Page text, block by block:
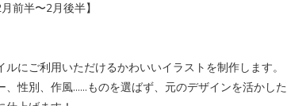
前半〜2月後半】
にご利用いただけるかわいいイラストを制作します。
、性別、作風……ものを選ばず、元のデザインを活かした